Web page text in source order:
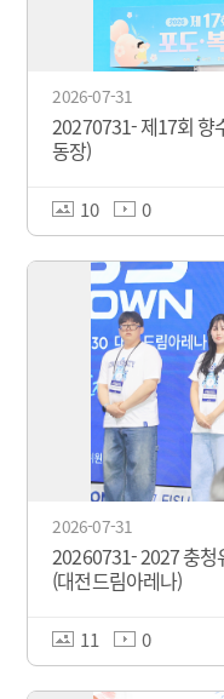
2026-07-31
20270731- 제17회 향
동장)
10 0
2026-07-31
20260731- 2027 충
(대전드림아레나)
11 0